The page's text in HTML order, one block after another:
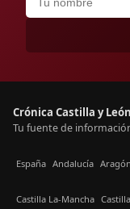
Crónica Castilla y León
Tu fuente de
España Andalucía Aragón
Castilla La-Mancha